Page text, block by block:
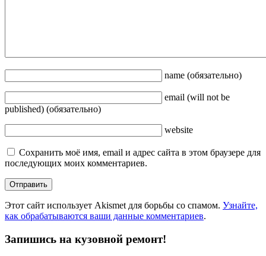
name (обязательно)
email (will not be
published) (обязательно)
website
Сохранить моё имя, email и адрес сайта в этом браузере для
последующих моих комментариев.
Этот сайт использует Akismet для борьбы со спамом. Узнайте,
как обрабатываются ваши данные комментариев.
Запишись на кузовной ремонт!